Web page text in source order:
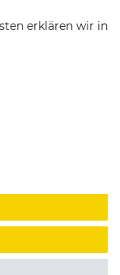
erklären wir in